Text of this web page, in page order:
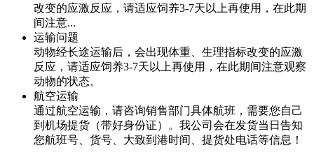
改变的应激反应，请适应饲养3-7天以上再使用，在此期
间注意...
运输问题
动物经长途运输后，会出现体重、生理指标改变的应激
反应，请适应饲养3-7天以上再使用，在此期间注意观察
动物的状态。
航空运输
通过航空运输，请咨询销售部门具体航班，需要您自己
到机场提货（带好身份证）。我公司会在发货当日告知
您航班号、货号、大致到港时间、提货处电话等信息！